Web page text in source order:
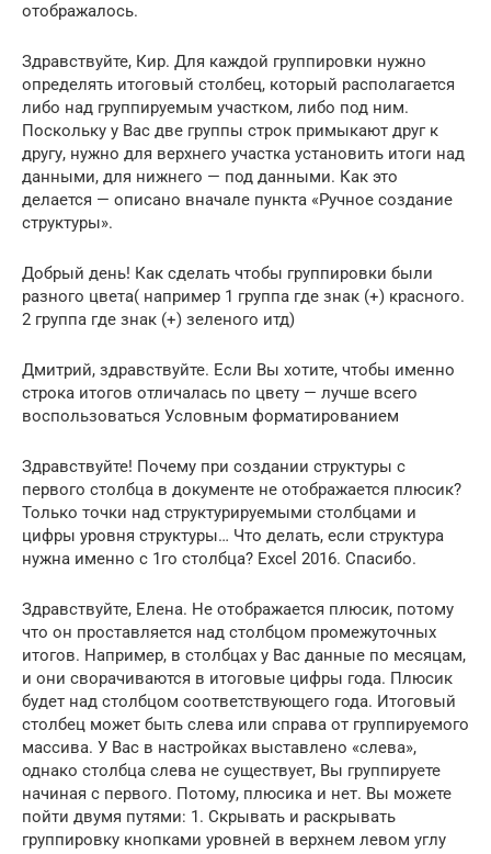
отображалось.
Здравствуйте, Кир. Для каждой группировки нужно
определять итоговый столбец, который располагается
либо над группируемым участком, либо под ним.
Поскольку у Вас две группы строк примыкают друг к
другу, нужно для верхнего участка установить итоги над
данными, для нижнего — под данными. Как это
делается — описано вначале пункта «Ручное создание
структуры».
Добрый день! Как сделать чтобы группировки были
разного цвета( например 1 группа где знак (+) красного.
2 группа где знак (+) зеленого итд)
Дмитрий, здравствуйте. Если Вы хотите, чтобы именно
строка итогов отличалась по цвету — лучше всего
воспользоваться Условным форматированием
Здравствуйте! Почему при создании структуры с
первого столбца в документе не отображается плюсик?
Только точки над структурируемыми столбцами и
цифры уровня структуры… Что делать, если структура
нужна именно с 1го столбца? Excel 2016. Спасибо.
Здравствуйте, Елена. Не отображается плюсик, потому
что он проставляется над столбцом промежуточных
итогов. Например, в столбцах у Вас данные по месяцам,
и они сворачиваются в итоговые цифры года. Плюсик
будет над столбцом соответствующего года. Итоговый
столбец может быть слева или справа от группируемого
массива. У Вас в настройках выставлено «слева»,
однако столбца слева не существует, Вы группируете
начиная с первого. Потому, плюсика и нет. Вы можете
пойти двумя путями: 1. Скрывать и раскрывать
группировку кнопками уровней в верхнем левом углу